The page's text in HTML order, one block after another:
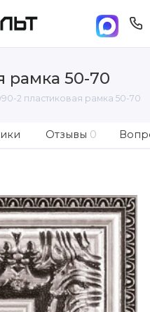
рамка 50-70
2 пластиковая рамка 50-70
Отзывы 0